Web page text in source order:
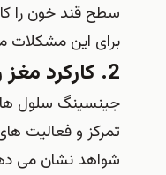
سطح قند خون را
برای این
2. کارکرد مغز را بهبود می بخشد
جینسینگ سلول
تمرکز و فعالیت
شواهد نشان می